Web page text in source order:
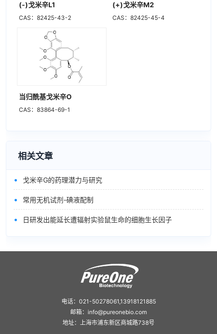
(-)戈米辛L1
CAS：82425-43-2
(+)戈米辛M2
CAS：82425-45-4
当归酰基戈米辛O
CAS：83864-69-1
相关文章
• 戈米辛G的药理潜力与研究
• 常用无机试剂-碘液配制
• 日研发出能延长遭辐射实验鼠生命的细胞生长因子
电话：021-50278061,13918121885
邮箱：info@pureonebio.com
地址：上海市浦东新区商城路738号